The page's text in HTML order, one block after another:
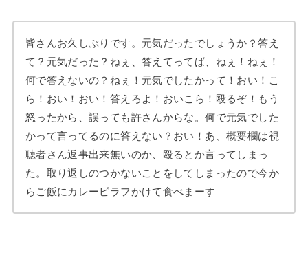
皆さんお久しぶりです。元気だったでしょうか？答え
て？元気だった？ねぇ、答えてってば、ねぇ！ねぇ！
何で答えないの？ねぇ！元気でしたかって！おい！こ
ら！おい！おい！答えろよ！おいこら！殴るぞ！もう
怒ったから、誤っても許さんからな。何で元気でした
かって言ってるのに答えない？おい！あ、概要欄は視
聴者さん返事出来無いのか、殴るとか言ってしまっ
た。取り返しのつかないことをしてしまったので今か
らご飯にカレーピラフかけて食べまーす